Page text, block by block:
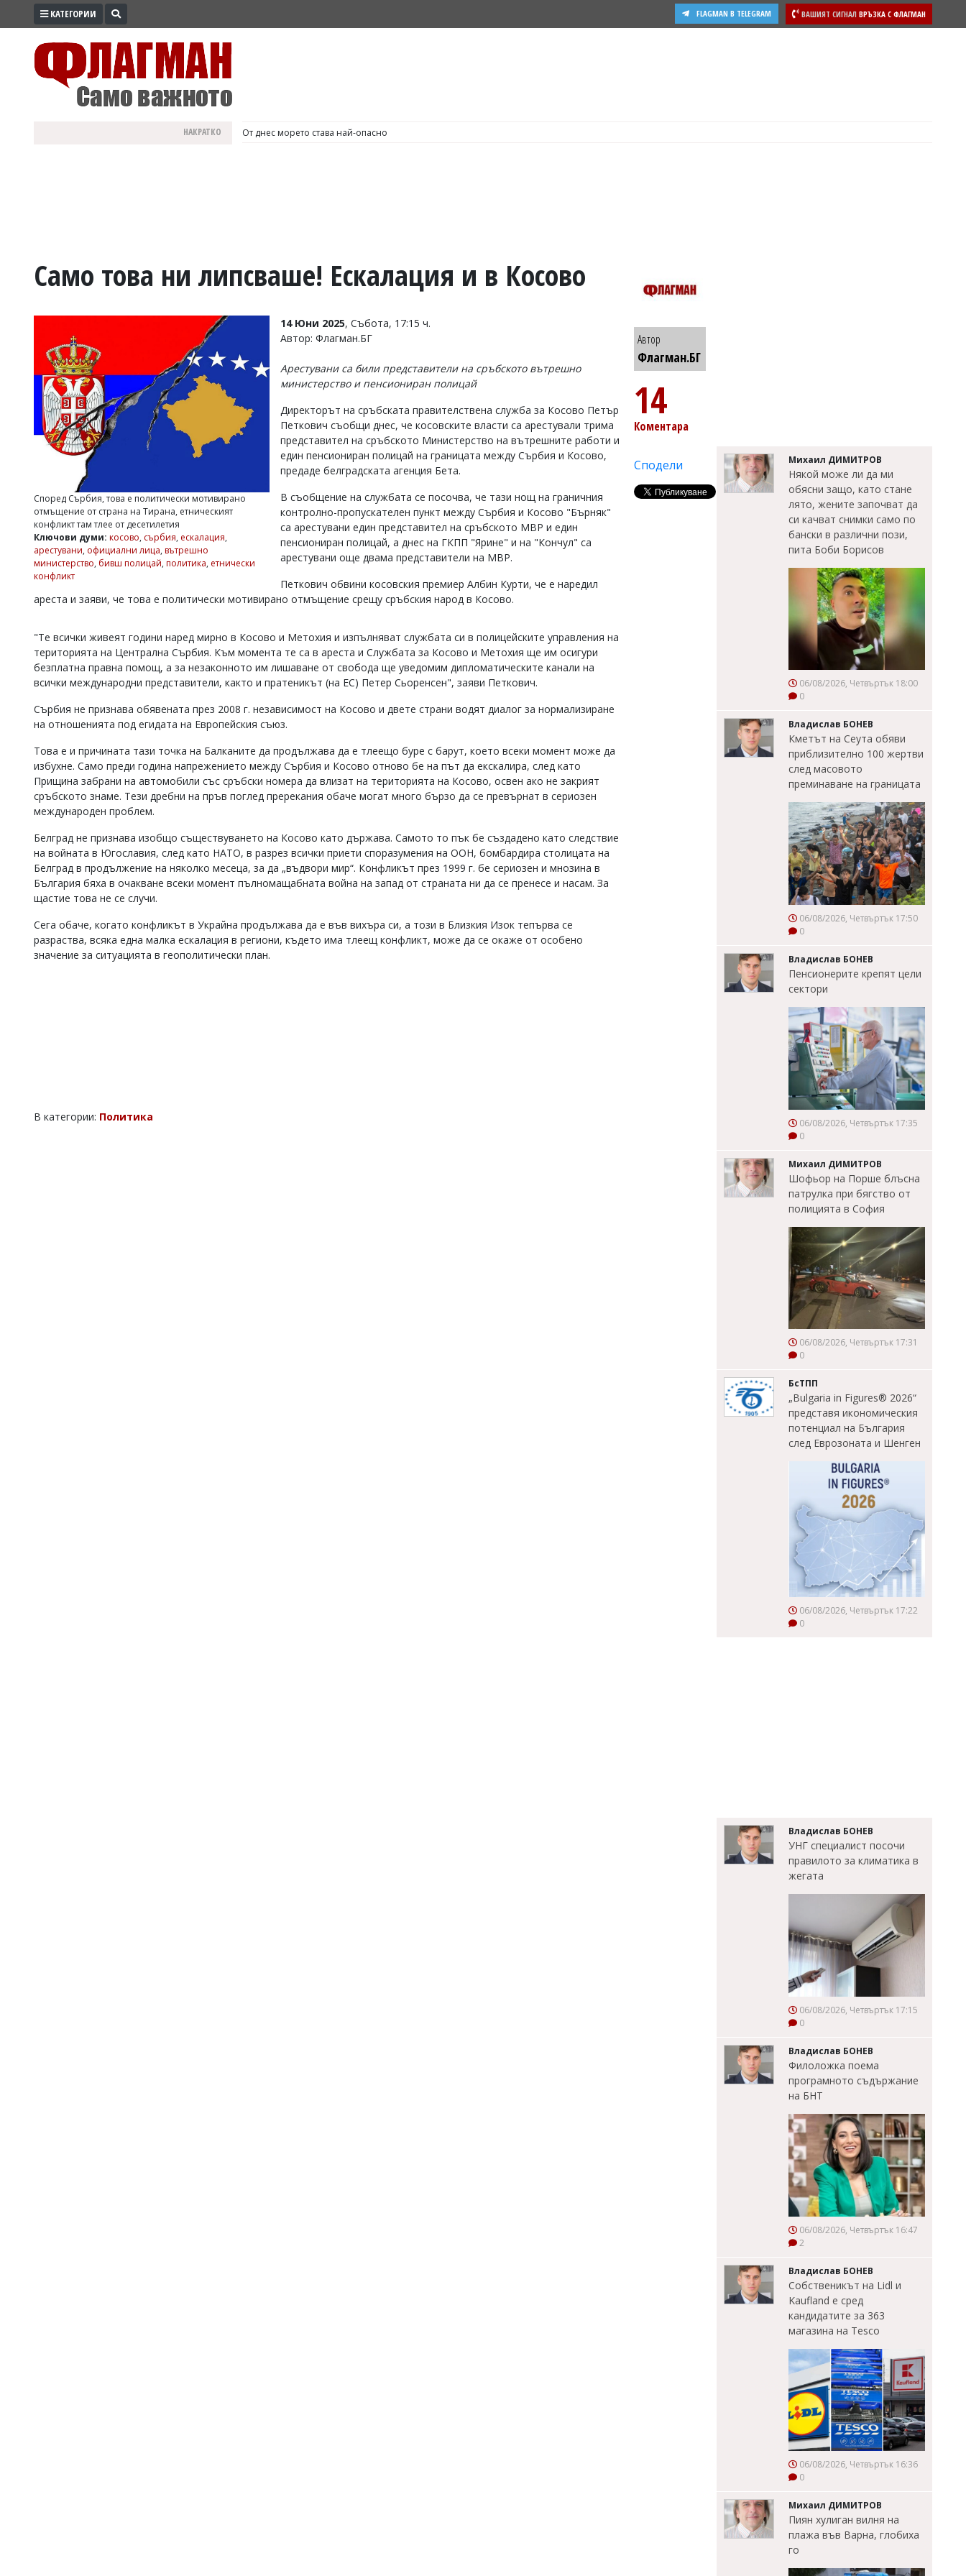
ПРОМО
ВОЙНАТА
РАЗСЛЕДВАНЕ
Управители:
v.vasilev@flagman.bg
Касабова,
k.kassabova@flagman.bg
Главен
редактор:
office@flagman.bg
Коментарите
статиите
въвеждат
редакцията
отговорност
откриете
обиден
коментар,
сигнализирайте
КАТЕГОРИИ ВАШИЯТ СИГНАЛ ВРЪЗКА С ФЛАГМАН
FLAGMAN В TELEGRAM
НАКРАТКО България е №1 в ЕС по пушене на цигари
Само това ни липсваше! Ескалация и в Косово
Според Сърбия, това е политически мотивирано
отмъщение от страна на Тирана, етническият
конфликт там тлее от десетилетия
Ключови думи: косово, сърбия, ескалация,
арестувани, официални лица, вътрешно
министерство, бивш полицай, политика, етнически
конфликт
14 Юни 2025, Събота, 17:15 ч.
Автор: Флагман.БГ
Арестувани са били представители на сръбското вътрешно
министерство и пенсиониран полицай
Директорът на сръбската правителствена служба за Косово Петър
Петкович съобщи днес, че косовските власти са арестували трима
представител на сръбското Министерство на вътрешните работи и
един пенсиониран полицай на границата между Сърбия и Косово,
предаде белградската агенция Бета.
В съобщение на службата се посочва, че тази нощ на граничния
контролно-пропускателен пункт между Сърбия и Косово "Бърняк"
са арестувани един представител на сръбското МВР и един
пенсиониран полицай, а днес на ГКПП "Ярине" и на "Кончул" са
арестувани още двама представители на МВР.
Петкович обвини косовския премиер Албин Курти, че е наредил
ареста и заяви, че това е политически мотивирано отмъщение срещу сръбския народ в Косово.
"Те всички живеят години наред мирно в Косово и Метохия и изпълняват службата си в полицейските управления на
територията на Централна Сърбия. Към момента те са в ареста и Службата за Косово и Метохия ще им осигури
безплатна правна помощ, а за незаконното им лишаване от свобода ще уведомим дипломатическите канали на
всички международни представители, както и пратеникът (на ЕС) Петер Сьоренсен", заяви Петкович.
Сърбия не признава обявената през 2008 г. независимост на Косово и двете страни водят диалог за нормализиране
на отношенията под егидата на Европейския съюз.
Това е и причината тази точка на Балканите да продължава да е тлеещо буре с барут, което всеки момент може да
избухне. Само преди година напрежението между Сърбия и Косово отново бе на път да екскалира, след като
Прищина забрани на автомобили със сръбски номера да влизат на територията на Косово, освен ако не закрият
сръбското знаме. Тези дребни на пръв поглед пререкания обаче могат много бързо да се превърнат в сериозен
международен проблем.
Белград не признава изобщо съществуването на Косово като държава. Самото то пък бе създадено като следствие
на войната в Югославия, след като НАТО, в разрез всички приети споразумения на ООН, бомбардира столицата на
Белград в продължение на няколко месеца, за да „въдвори мир“. Конфликът през 1999 г. бе сериозен и мнозина в
България бяха в очакване всеки момент пълномащабната война на запад от страната ни да се пренесе и насам. За
щастие това не се случи.
Сега обаче, когато конфликът в Украйна продължава да е във вихъра си, а този в Близкия Изок тепърва се
разраства, всяка една малка ескалация в региони, където има тлеещ конфликт, може да се окаже от особено
значение за ситуацията в геополитически план.
В категории: Политика
Автор
Флагман.БГ
14
Коментара
Сподели Михаил ДИМИТРОВ
Някой може ли да ми
обясни защо, като стане
лято, жените започват да
си качват снимки само по
бански в различни пози,
пита Боби Борисов
06/08/2026, Четвъртък 18:00
0
Владислав БОНЕВ
Кметът на Сеута обяви
приблизително 100 жертви
след масовото
преминаване на границата
06/08/2026, Четвъртък 17:50
0
Владислав БОНЕВ
Пенсионерите крепят цели
сектори
06/08/2026, Четвъртък 17:35
0
Михаил ДИМИТРОВ
Шофьор на Порше блъсна
патрулка при бягство от
полицията в София
06/08/2026, Четвъртък 17:31
0
БсТПП
„Bulgaria in Figures® 2026“
представя икономическия
потенциал на България
след Еврозоната и Шенген
06/08/2026, Четвъртък 17:22
0
Владислав БОНЕВ
УНГ специалист посочи
правилото за климатика в
жегата
06/08/2026, Четвъртък 17:15
0
Владислав БОНЕВ
Филоложка поема
програмното съдържание
на БНТ
06/08/2026, Четвъртък 16:47
2
Владислав БОНЕВ
Собственикът на Lidl и
Kaufland е сред
кандидатите за 363
магазина на Tesco
06/08/2026, Четвъртък 16:36
0
Михаил ДИМИТРОВ
Пиян хулиган вилня на
плажа във Варна, глобиха
го